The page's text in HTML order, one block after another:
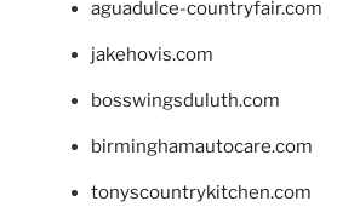
aguadulce-countryfair.com
jakehovis.com
bosswingsduluth.com
birminghamautocare.com
tonyscountrykitchen.com